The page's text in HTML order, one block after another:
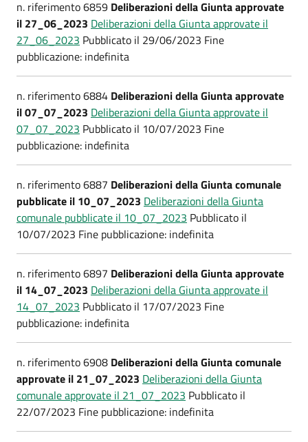
n. riferimento 6859 Deliberazioni della Giunta approvate
il 27_06_2023 Deliberazioni della Giunta approvate il
27_06_2023 Pubblicato il 29/06/2023 Fine
pubblicazione: indefinita
n. riferimento 6884 Deliberazioni della Giunta approvate
il 07_07_2023 Deliberazioni della Giunta approvate il
07_07_2023 Pubblicato il 10/07/2023 Fine
pubblicazione: indefinita
n. riferimento 6887 Deliberazioni della Giunta comunale
pubblicate il 10_07_2023 Deliberazioni della Giunta
comunale pubblicate il 10_07_2023 Pubblicato il
10/07/2023 Fine pubblicazione: indefinita
n. riferimento 6897 Deliberazioni della Giunta approvate
il 14_07_2023 Deliberazioni della Giunta approvate il
14_07_2023 Pubblicato il 17/07/2023 Fine
pubblicazione: indefinita
n. riferimento 6908 Deliberazioni della Giunta comunale
approvate il 21_07_2023 Deliberazioni della Giunta
comunale approvate il 21_07_2023 Pubblicato il
22/07/2023 Fine pubblicazione: indefinita